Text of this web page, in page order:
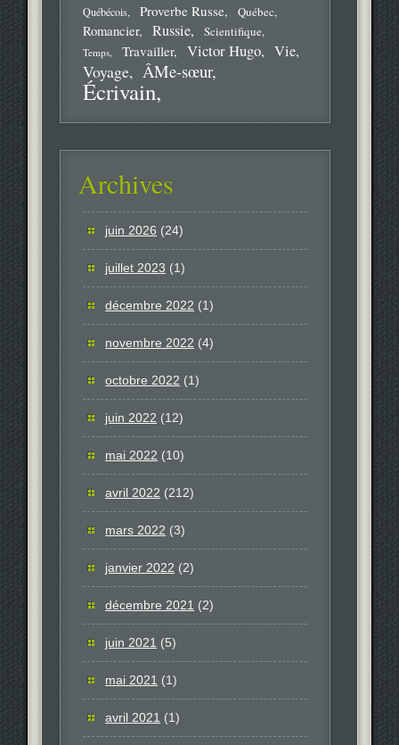
Québécois
Proverbe Russe Québec
Romancier Russie Scientifique
Temps Travailler Victor Hugo Vie
Voyage ÂMe-sœur
Écrivain
Archives
juin 2026 (24)
juillet 2023 (1)
décembre 2022 (1)
novembre 2022 (4)
octobre 2022 (1)
juin 2022 (12)
mai 2022 (10)
avril 2022 (212)
mars 2022 (3)
janvier 2022 (2)
décembre 2021 (2)
juin 2021 (5)
mai 2021 (1)
avril 2021 (1)